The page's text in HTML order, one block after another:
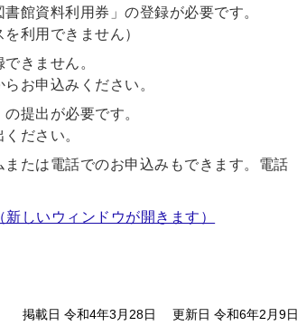
館資料利用券」の登録が必要です。
利用できません）
きません。
お申込みください。
提出が必要です。
ださい。
たは電話でのお申込みもできます。電話
しいウィンドウが開きます）
掲載日 令和4年3月28日 更新日 令和6年2月9日